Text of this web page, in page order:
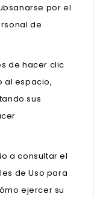
por el
de
de hacer clic
al espacio,
sus
a consultar el
de Uso para
ejercer su